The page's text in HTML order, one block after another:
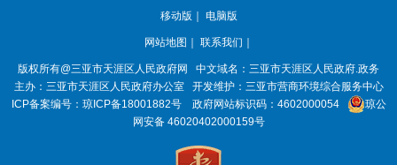
移动版 ｜ 电脑版
网站地图 ｜ 联系我们 ｜
版权所有@三亚市天涯区人民政府网 中文域名： 三亚市天涯区人民政府.政务
主办：三亚市天涯区人民政府办公室
开发维护：三亚市营商环境综合服务中心
ICP备案编号： 琼ICP备18001882号 政府网站标识码： 4602000054
琼公
网安备 46020402000159号